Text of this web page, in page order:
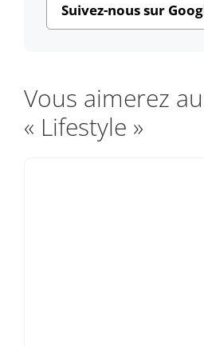
Suivez-nous sur
Vous aimerez
« Lifestyle »